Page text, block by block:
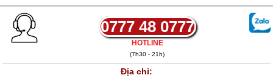
0777 48 0777
HOTLINE
(7h30 - 21h)
Địa chỉ: